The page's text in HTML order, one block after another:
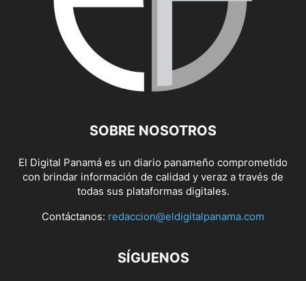
SOBRE NOSOTROS
El Digital Panamá es un diario panameño comprometido
con brindar información de calidad y veraz a través de
todas sus plataformas digitales.
Contáctanos: redaccion@eldigitalpanama.com
SÍGUENOS